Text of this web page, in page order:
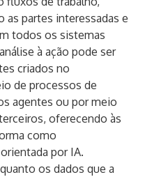
as partes interessadas e
todos os sistemas
à ação pode ser
criados no
de processos de
agentes ou por meio
oferecendo às
como
por IA.
os dados que a